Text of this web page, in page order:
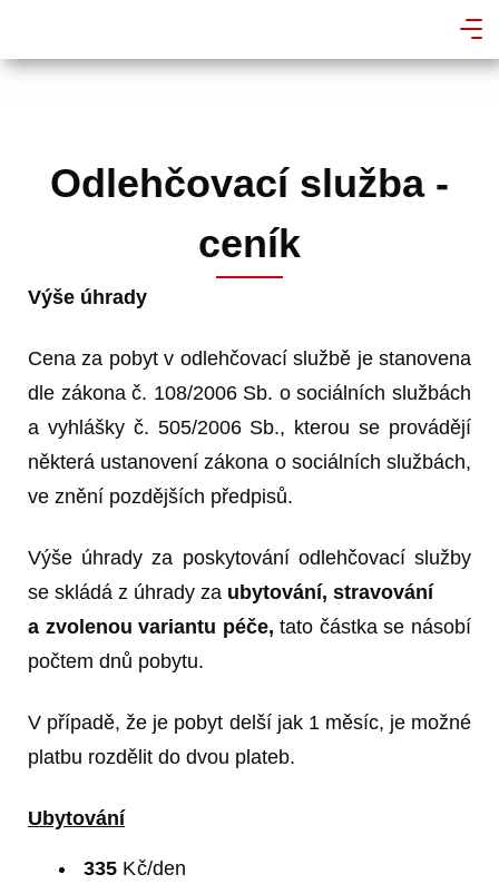
Odlehčovací služba -
ceník
Výše úhrady
Cena za pobyt v odlehčovací službě je stanovena
dle zákona č. 108/2006 Sb. o sociálních službách
a vyhlášky č. 505/2006 Sb., kterou se provádějí
některá ustanovení zákona o sociálních službách,
ve znění pozdějších předpisů.
Výše úhrady za poskytování odlehčovací služby
se skládá z úhrady za ubytování, stravování
a zvolenou variantu péče, tato částka se násobí
počtem dnů pobytu.
V případě, že je pobyt delší jak 1 měsíc, je možné
platbu rozdělit do dvou plateb.
Ubytování
335 Kč/den